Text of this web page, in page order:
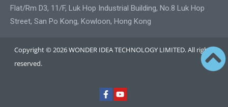
Flat/Rm D3, 11/F, Luk Hop Industrial Building, No.8 Luk Hop
Street, San Po Kong, Kowloon, Hong Kong
Copyright © 2026 WONDER IDEA TECHNOLOGY LIMITED. All rights
reserved.